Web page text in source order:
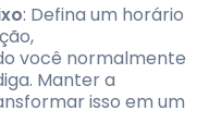
: Defina um horário
você normalmente
Manter a
isso em um